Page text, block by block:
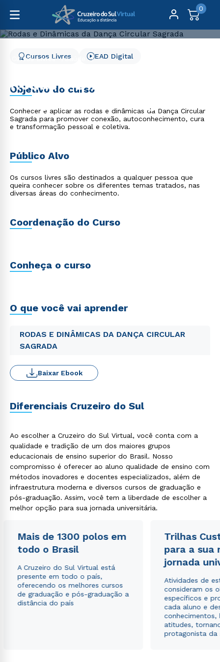
0
Cursos Livres
Saúde
Rodas e Dinâmicas da
Dança Circular Sagrada
Cursos Livres EAD Digital
Objetivo do curso
Conhecer e aplicar as rodas e dinâmicas da Dança Circular
Sagrada para promover conexão, autoconhecimento, cura
e transformação pessoal e coletiva.
Público Alvo
Os cursos livres são destinados a qualquer pessoa que
queira conhecer sobre os diferentes temas tratados, nas
diversas áreas do conhecimento.
Coordenação do Curso
Conheça o curso
O que você vai aprender
RODAS E DINÂMICAS DA DANÇA CIRCULAR
SAGRADA
Baixar Ebook
Diferenciais Cruzeiro do Sul
Ao escolher a Cruzeiro do Sul Virtual, você conta com a
qualidade e tradição de um dos maiores grupos
educacionais de ensino superior do Brasil. Nosso
compromisso é oferecer ao aluno qualidade de ensino com
métodos inovadores e docentes especializados, além de
infraestrutura moderna e diversos cursos de graduação e
pós-graduação. Assim, você tem a liberdade de escolher a
melhor opção para sua jornada universitária.
Mais de 1300 polos em
todo o Brasil
A Cruzeiro do Sul Virtual está
presente em todo o país,
oferecendo os melhores cursos
de graduação e pós-graduação a
distância do país
Trilhas
para a sua
jornada
Atividades de
consideram os
específicos e
cada aluno e
conhecimentos,
atitudes,
protagonista da